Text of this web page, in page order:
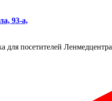
93-а,
для посетителей Ленмедцентра